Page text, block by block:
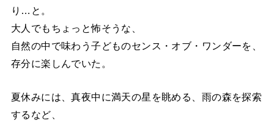
り…と。
大人でもちょっと怖そうな、
自然の中で味わう子どものセンス・オブ・ワンダーを、
存分に楽しんでいた。
夏休みには、真夜中に満天の星を眺める、雨の森を探索
するなど、